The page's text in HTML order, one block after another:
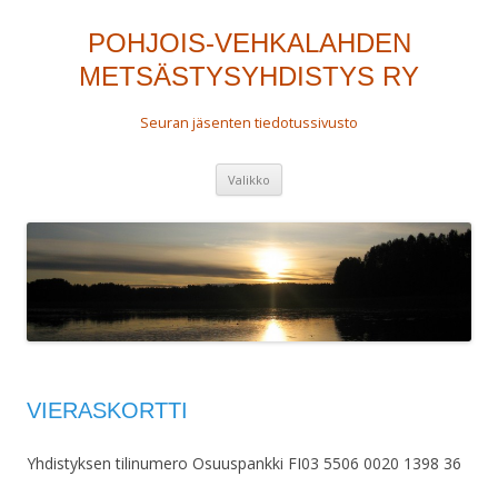
POHJOIS-VEHKALAHDEN
METSÄSTYSYHDISTYS RY
Seuran jäsenten tiedotussivusto
Valikko
VIERASKORTTI
Yhdistyksen tilinumero Osuuspankki FI03 5506 0020 1398 36